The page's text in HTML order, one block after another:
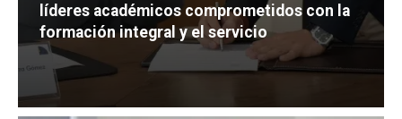
líderes académicos comprometidos con la
formación integral y el servicio